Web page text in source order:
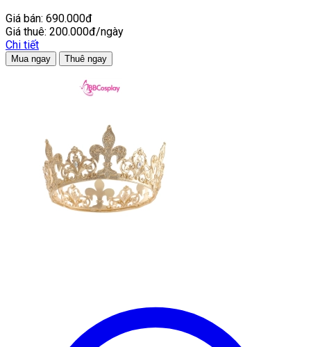
Giá bán: 690.000đ
Giá thuê: 200.000đ/ngày
Chi tiết
Mua ngay Thuê ngay